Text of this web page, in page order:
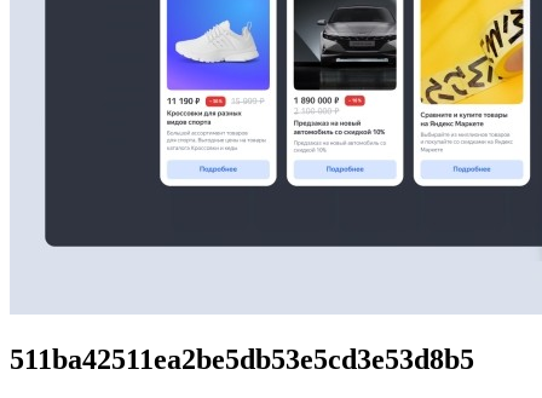
511ba42511ea2be5db53e5cd3e53d8b5